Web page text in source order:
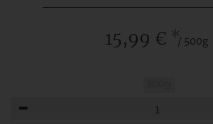
15,99 € */ 500g